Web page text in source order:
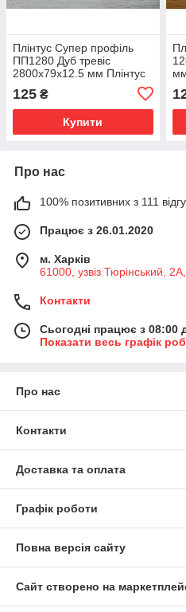
Плінтус Супер профіль
ПП1280 Дуб тревіс
2800х79х12.5 мм Плінтус
високий Широкий плінтус
для підлоги
125 ₴
Купити
Про нас
100% позитивних з 111
Працює з 26.01.2020
м. Харків
61000, узвіз Тюрінський,
Контакти
Сьогодні працює з 08:00
Показати весь графік
Про нас
Контакти
Доставка та оплата
Графік роботи
Повна версія сайту
Сайт створено на